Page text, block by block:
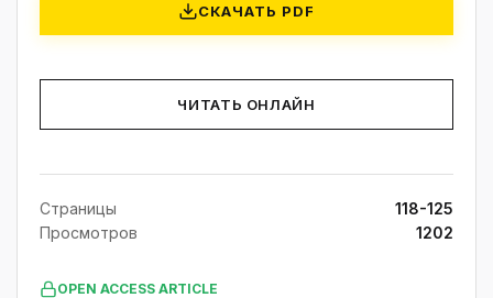
СКАЧАТЬ PDF
ЧИТАТЬ ОНЛАЙН
Страницы
118-125
Просмотров
1202
OPEN ACCESS ARTICLE